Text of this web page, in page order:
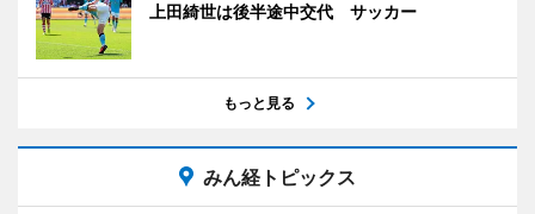
上田綺世は後半途中交代 サッカー
もっと見る
みん経トピックス